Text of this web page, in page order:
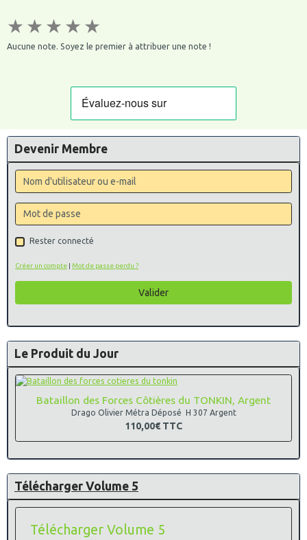
★ ★ ★ ★ ★
Aucune note. Soyez le premier à attribuer une note !
Devenir Membre
Rester connecté
Créer un compte Mot de passe perdu ?
Valider
Le Produit du Jour
Bataillon des Forces Côtières du TONKIN, Argent
Drago Olivier Métra Déposé H 307 Argent
110,00€ TTC
Télécharger Volume 5
Télécharger Volume 5